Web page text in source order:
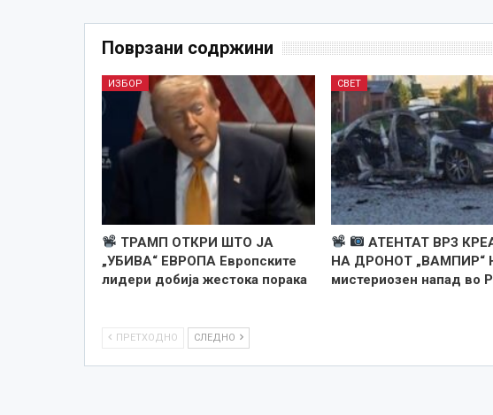
Поврзани содржини
ИЗБОР
ТРАМП ОТКРИ ШТО ЈА
„УБИВА“ ЕВРОПА Европските
лидери добија жестока порака
СВЕТ
АТЕНТАТ ВРЗ
НА ДРОНОТ „ВАМПИР“
мистериозен напад во
ПРЕТХОДНО СЛЕДНО